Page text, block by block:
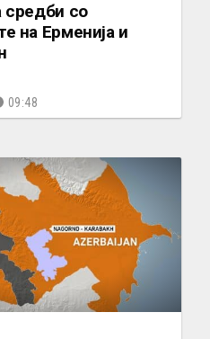
средби со
на Ерменија и
09:48